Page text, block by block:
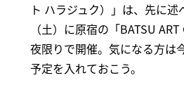
ト ハラジュク）」は、先に
（土）に原宿の「BATSU
夜限りで開催。気になる方は
予定を入れておこう。